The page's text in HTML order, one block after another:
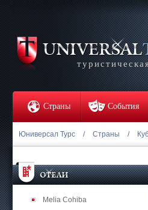
Страны События
Юниверсал Турс / Страны /
Melia Cohiba